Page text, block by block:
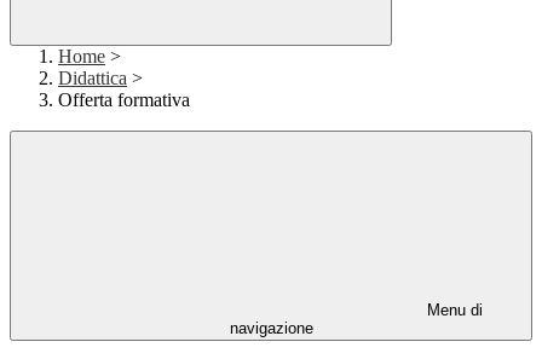
Home >
Didattica >
Offerta formativa
Menu di
navigazione